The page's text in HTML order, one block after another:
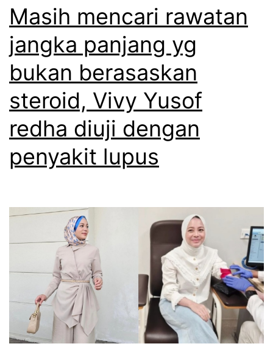
e
r
t
a
y
a
t
y
t
e
n
t
a
Masih mencari rawatan
jangka panjang yg
bukan berasaskan
steroid, Vivy Yusof
redha diuji dengan
penyakit lupus